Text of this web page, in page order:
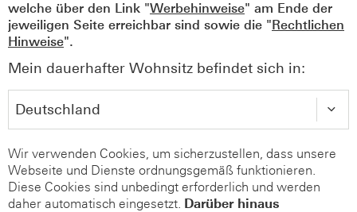
welche über den Link "Werbehinweise" am Ende der
jeweiligen Seite erreichbar sind sowie die "Rechtlichen
Hinweise".
Mein dauerhafter Wohnsitz befindet sich in:
Wir verwenden Cookies, um sicherzustellen, dass unsere
Webseite und Dienste ordnungsgemäß funktionieren.
Diese Cookies sind unbedingt erforderlich und werden
daher automatisch eingesetzt. Darüber hinaus